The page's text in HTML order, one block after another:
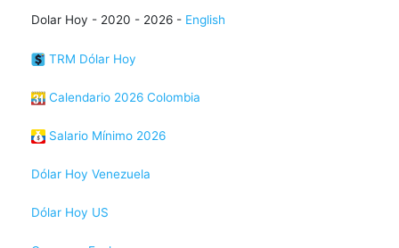
Dolar Hoy - 2020 - 2026 - English
TRM Dólar Hoy
Calendario 2026 Colombia
Salario Mínimo 2026
Dólar Hoy Venezuela
Dólar Hoy US